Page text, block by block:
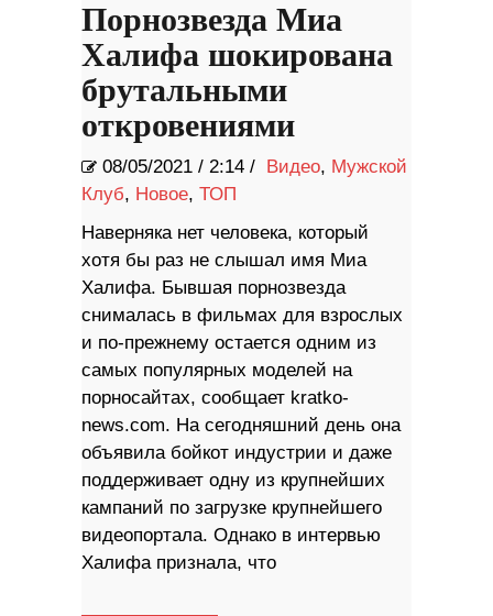
Порнозвезда Миа
Халифа шокирована
брутальными
откровениями
08/05/2021 / 2:14 / Видео, Мужской
Клуб, Новое, ТОП
Наверняка нет человека, который
хотя бы раз не слышал имя Миа
Халифа. Бывшая порнозвезда
снималась в фильмах для взрослых
и по-прежнему остается одним из
самых популярных моделей на
порносайтах, сообщает kratko-
news.com. На сегодняшний день она
объявила бойкот индустрии и даже
поддерживает одну из крупнейших
кампаний по загрузке крупнейшего
видеопортала. Однако в интервью
Халифа признала, что